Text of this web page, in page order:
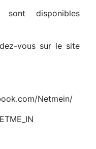
disponibles
vous sur le site
Netmein/